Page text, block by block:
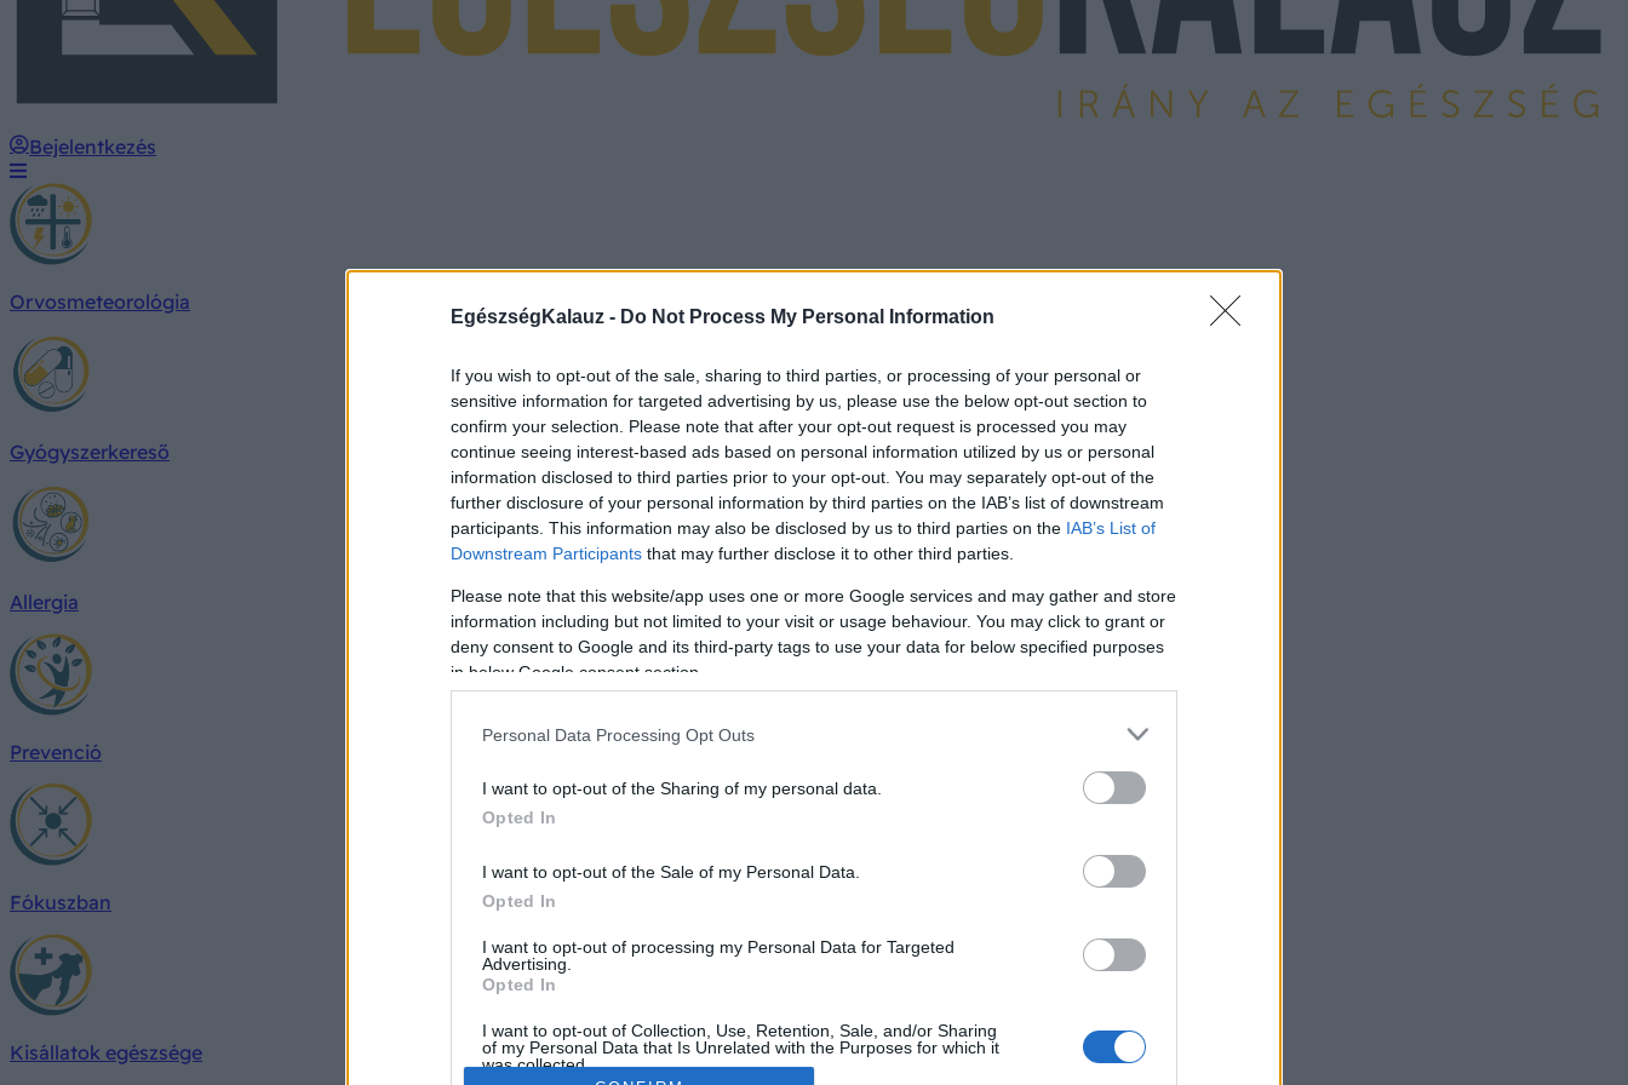
EgészségKalauz - Do Not Process My Personal Information
If you wish to opt-out of the sale, sharing to third parties, or processing of your personal or
sensitive information for targeted advertising by us, please use the below opt-out section to
confirm your selection. Please note that after your opt-out request is processed you may
continue seeing interest-based ads based on personal information utilized by us or personal
information disclosed to third parties prior to your opt-out. You may separately opt-out of the
further disclosure of your personal information by third parties on the IAB’s list of downstream
participants. This information may also be disclosed by us to third parties on the IAB’s List of
Downstream Participants that may further disclose it to other third parties.
Please note that this website/app uses one or more Google services and may gather and store
information including but not limited to your visit or usage behaviour. You may click to grant or
deny consent to Google and its third-party tags to use your data for below specified purposes
in below Google consent section.
Personal Data Processing Opt Outs
I want to opt-out of the Sharing of my personal data.
Opted In
I want to opt-out of the Sale of my Personal Data.
Opted In
I want to opt-out of processing my Personal Data for Targeted
Advertising.
Opted In
I want to opt-out of Collection, Use, Retention, Sale, and/or Sharing
of my Personal Data that Is Unrelated with the Purposes for which it
was collected.
Bejelentkezés
Orvosmeteorológia
Gyógyszerkereső
Allergia
Prevenció
Fókuszban
Kisállatok egészsége